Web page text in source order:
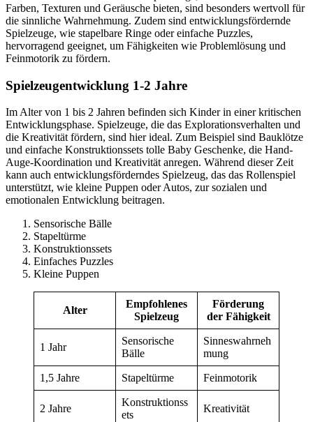
Farben, Texturen und Geräusche bieten, sind besonders wertvoll für
die sinnliche Wahrnehmung. Zudem sind entwicklungsfördernde
Spielzeuge, wie stapelbare Ringe oder einfache Puzzles,
hervorragend geeignet, um Fähigkeiten wie Problemlösung und
Feinmotorik zu fördern.
Spielzeugentwicklung 1-2 Jahre
Im Alter von 1 bis 2 Jahren befinden sich Kinder in einer kritischen
Entwicklungsphase. Spielzeuge, die das Explorationsverhalten und
die Kreativität fördern, sind hier ideal. Zum Beispiel sind Bauklötze
und einfache Konstruktionssets tolle Baby Geschenke, die Hand-
Auge-Koordination und Kreativität anregen. Während dieser Zeit
kann auch entwicklungsförderndes Spielzeug, das das Rollenspiel
unterstützt, wie kleine Puppen oder Autos, zur sozialen und
emotionalen Entwicklung beitragen.
Sensorische Bälle
Stapeltürme
Konstruktionssets
Einfaches Puzzles
Kleine Puppen
Alter
Empfohlenes
Spielzeug
Förderung
der Fähigkeit
1 Jahr
Sensorische
Bälle
Sinneswahrneh
mung
1,5 Jahre Stapeltürme Feinmotorik
2 Jahre
Konstruktionss
ets
Kreativität